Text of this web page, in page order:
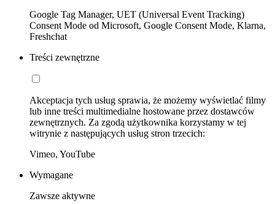
Google Tag Manager, UET (Universal Event Tracking)
Consent Mode od Microsoft, Google Consent Mode, Klarna,
Freshchat
Treści zewnętrzne
Akceptacja tych usług sprawia, że możemy wyświetlać filmy
lub inne treści multimedialne hostowane przez dostawców
zewnętrznych. Za zgodą użytkownika korzystamy w tej
witrynie z następujących usług stron trzecich:
Vimeo, YouTube
Wymagane
Zawsze aktywne